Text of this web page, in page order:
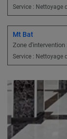
Service : Nettoyage
Mt Bat
Zone d'intervention
Service : Nettoyage